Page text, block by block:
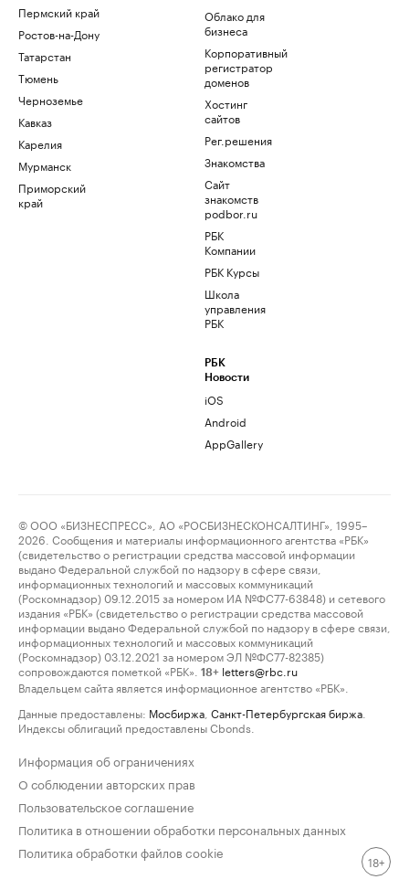
Пермский край
Ростов-на-Дону
Татарстан
Тюмень
Черноземье
Кавказ
Карелия
Мурманск
Приморский
край
Облако для
бизнеса
Корпоративный
регистратор
доменов
Хостинг
сайтов
Рег.решения
Знакомства
Сайт
знакомств
podbor.ru
РБК
Компании
РБК Курсы
Школа
управления
РБК
РБК
Новости
iOS
Android
AppGallery
© ООО «БИЗНЕСПРЕСС», АО «РОСБИЗНЕСКОНСАЛТИНГ», 1995–
2026. Сообщения и материалы информационного агентства «РБК»
(свидетельство о регистрации средства массовой информации
выдано Федеральной службой по надзору в сфере связи,
информационных технологий и массовых коммуникаций
(Роскомнадзор) 09.12.2015 за номером ИА №ФС77-63848) и сетевого
издания «РБК» (свидетельство о регистрации средства массовой
информации выдано Федеральной службой по надзору в сфере связи,
информационных технологий и массовых коммуникаций
(Роскомнадзор) 03.12.2021 за номером ЭЛ №ФС77-82385)
сопровождаются пометкой «РБК».
18+ letters@rbc.ru
Владельцем сайта является информационное агентство «РБК».
Данные предоставлены: Мосбиржа Санкт-Петербургская биржа
Индексы облигаций предоставлены Cbonds.
Информация об ограничениях
О соблюдении авторских прав
Пользовательское соглашение
Политика в отношении обработки персональных данных
Политика обработки файлов cookie
18+